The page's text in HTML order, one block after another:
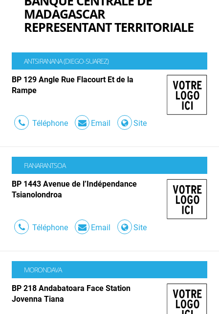
MADAGASCAR
REPRESENTANT TERRITORIALE
ANTSIRANANA (DIEGO-SUAREZ)
BP 129 Angle Rue Flacourt Et de la
Rampe
Téléphone Email Site
FIANARANTSOA
BP 1443 Avenue de l’Indépendance
Tsianolondroa
Téléphone Email Site
MORONDAVA
BP 218 Andabatoara Face Station
Jovenna Tiana